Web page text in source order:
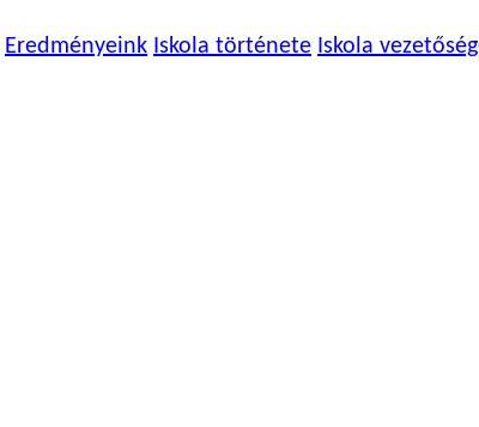
Eredményeink Iskola története Iskola